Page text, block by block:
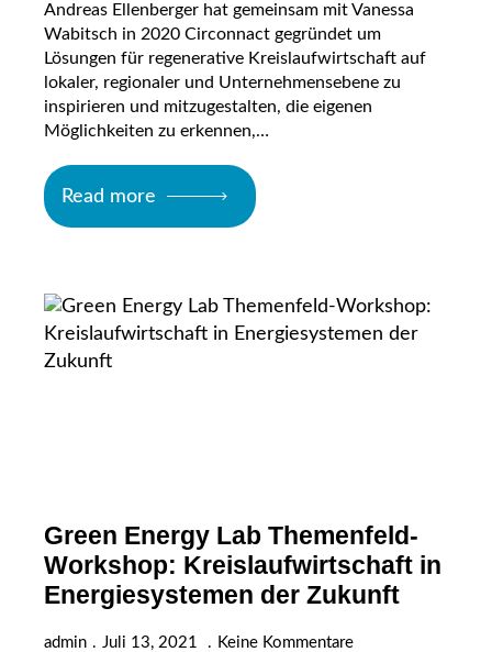
Andreas Ellenberger hat gemeinsam mit Vanessa
Wabitsch in 2020 Circonnact gegründet um
Lösungen für regenerative Kreislaufwirtschaft auf
lokaler, regionaler und Unternehmensebene zu
inspirieren und mitzugestalten, die eigenen
Möglichkeiten zu erkennen,…
Read more
Green Energy Lab Themenfeld-
Workshop: Kreislaufwirtschaft in
Energiesystemen der Zukunft
admin Juli 13, 2021 Keine Kommentare